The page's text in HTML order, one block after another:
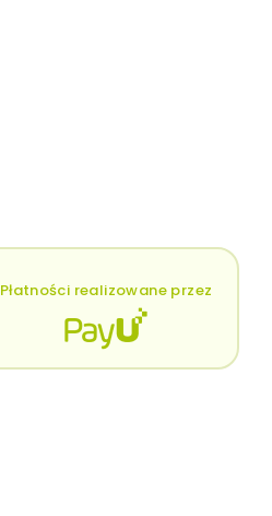
Płatności realizowane przez